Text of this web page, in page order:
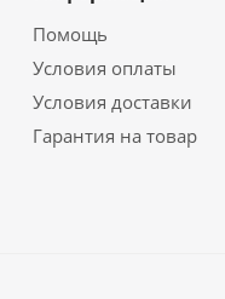
Помощь
Условия оплаты
Условия доставки
Гарантия на товар